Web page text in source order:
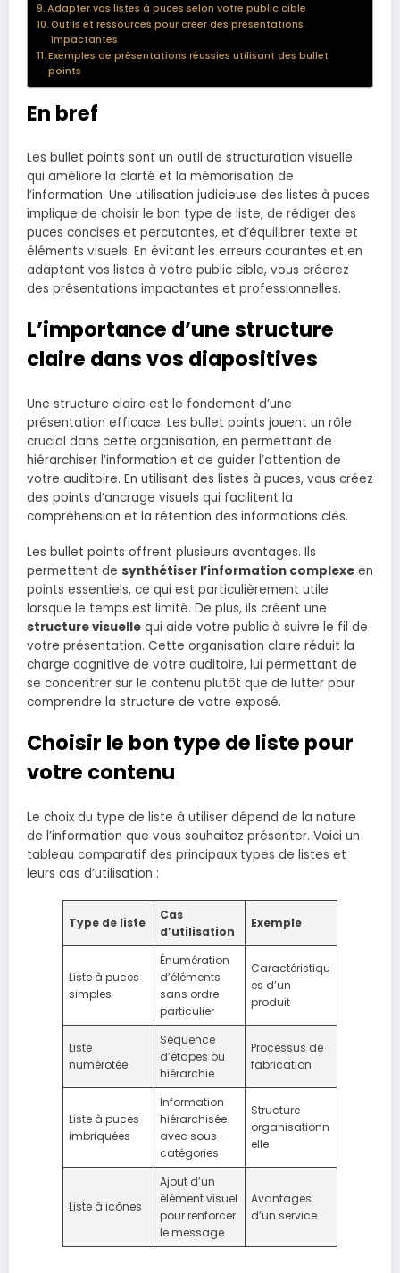
Adapter vos listes à puces selon votre public cible
Outils et ressources pour créer des présentations
impactantes
Exemples de présentations réussies utilisant des bullet
points
En bref
Les bullet points sont un outil de structuration visuelle
qui améliore la clarté et la mémorisation de
l’information. Une utilisation judicieuse des listes à puces
implique de choisir le bon type de liste, de rédiger des
puces concises et percutantes, et d’équilibrer texte et
éléments visuels. En évitant les erreurs courantes et en
adaptant vos listes à votre public cible, vous créerez
des présentations impactantes et professionnelles.
L’importance d’une structure
claire dans vos diapositives
Une structure claire est le fondement d’une
présentation efficace. Les bullet points jouent un rôle
crucial dans cette organisation, en permettant de
hiérarchiser l’information et de guider l’attention de
votre auditoire. En utilisant des listes à puces, vous créez
des points d’ancrage visuels qui facilitent la
compréhension et la rétention des informations clés.
Les bullet points offrent plusieurs avantages. Ils
permettent de synthétiser l’information complexe en
points essentiels, ce qui est particulièrement utile
lorsque le temps est limité. De plus, ils créent une
structure visuelle qui aide votre public à suivre le fil de
votre présentation. Cette organisation claire réduit la
charge cognitive de votre auditoire, lui permettant de
se concentrer sur le contenu plutôt que de lutter pour
comprendre la structure de votre exposé.
Choisir le bon type de liste pour
votre contenu
Le choix du type de liste à utiliser dépend de la nature
de l’information que vous souhaitez présenter. Voici un
tableau comparatif des principaux types de listes et
leurs cas d’utilisation :
Type de liste
Cas
d’utilisation
Exemple
Liste à puces
simples
Énumération
d’éléments
sans ordre
particulier
Caractéristiqu
es d’un
produit
Liste
numérotée
Séquence
d’étapes ou
hiérarchie
Processus de
fabrication
Liste à puces
imbriquées
Information
hiérarchisée
avec sous-
catégories
Structure
organisationn
elle
Liste à icônes
Ajout d’un
élément visuel
pour renforcer
le message
Avantages
d’un service